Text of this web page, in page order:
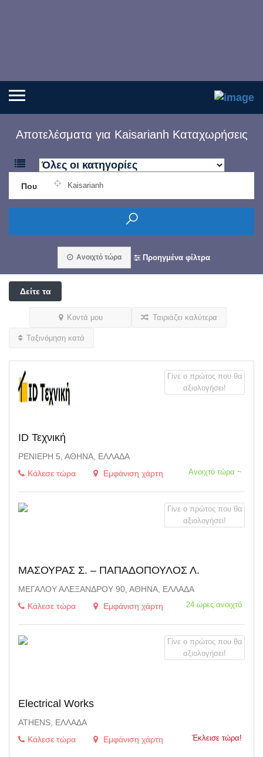
Αποτελέσματα για Kaisarianh Καταχωρήσεις
Που
Ανοιχτό τώρα Προηγμένα φίλτρα
Δείτε τα
Κοντά μου Ταιριάζει καλύτερα
Ταξινόμηση κατά
ID Τεχνική
ΡΕΝΙΈΡΗ 5, ΑΘΉΝΑ, ΕΛΛΆΔΑ
Κάλεσε τώρα
Εμφάνιση χάρτη Ανοιχτό τώρα ~
Γίνε ο πρώτος που θα
αξιολογήσει!
ΜΑΣΟΥΡΑΣ Σ. – ΠΑΠΑΔΟΠΟΥΛΟΣ Λ.
ΜΕΓΆΛΟΥ ΑΛΕΞΆΝΔΡΟΥ 90, ΑΘΉΝΑ, ΕΛΛΆΔΑ
Κάλεσε τώρα
Εμφάνιση χάρτη 24 ώρες ανοιχτό
Γίνε ο πρώτος που θα
αξιολογήσει!
Electrical Works
ATHENS, ΕΛΛΆΔΑ
Κάλεσε τώρα
Εμφάνιση χάρτη Έκλεισε τώρα!
Γίνε ο πρώτος που θα
αξιολογήσει!